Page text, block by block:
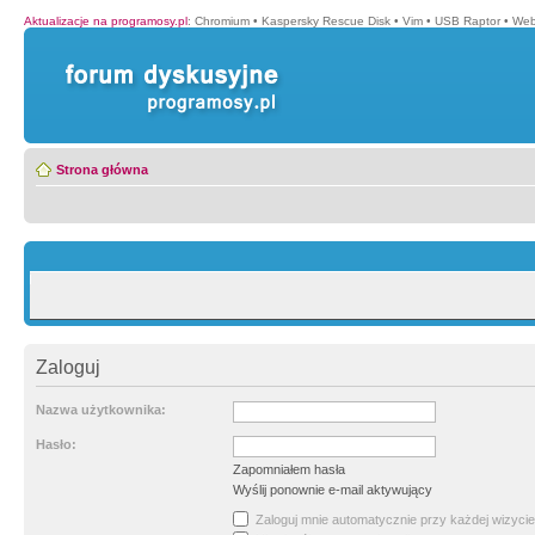
Aktualizacje na programosy.pl: Chromium • Kaspersky Rescue Disk • Vim • USB Raptor •
Strona główna
Zaloguj
Nazwa użytkownika:
Hasło:
Zapomniałem hasła
Wyślij ponownie e-mail aktywujący
Zaloguj mnie automatycznie przy każdej wizycie